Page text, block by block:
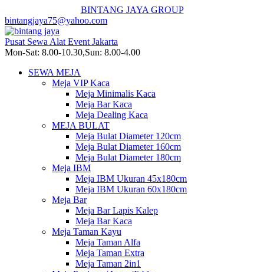
BINTANG JAYA GROUP
bintangjaya75@yahoo.com
Pusat Sewa Alat Event Jakarta
Mon-Sat: 8.00-10.30,Sun: 8.00-4.00
SEWA MEJA
Meja VIP Kaca
Meja Minimalis Kaca
Meja Bar Kaca
Meja Dealing Kaca
MEJA BULAT
Meja Bulat Diameter 120cm
Meja Bulat Diameter 160cm
Meja Bulat Diameter 180cm
Meja IBM
Meja IBM Ukuran 45x180cm
Meja IBM Ukuran 60x180cm
Meja Bar
Meja Bar Lapis Kalep
Meja Bar Kaca
Meja Taman Kayu
Meja Taman Alfa
Meja Taman Extra
Meja Taman 2in1